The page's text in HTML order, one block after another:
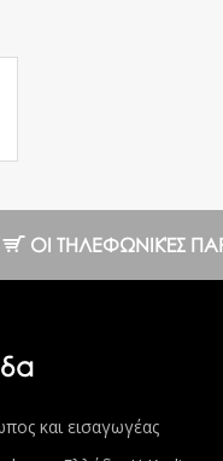
ΟΙ ΤΗΛΕΦΩΝΙΚΈΣ
και εισαγωγέας